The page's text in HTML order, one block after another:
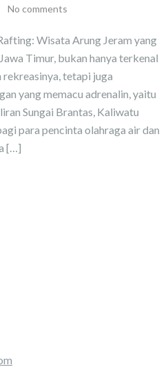
No comments
Wisata Arung Jeram yang
Timur, bukan hanya terkenal
rekreasinya, tetapi juga
yang memacu adrenalin, yaitu
Sungai Brantas, Kaliwatu
para pencinta olahraga air dan
[…]